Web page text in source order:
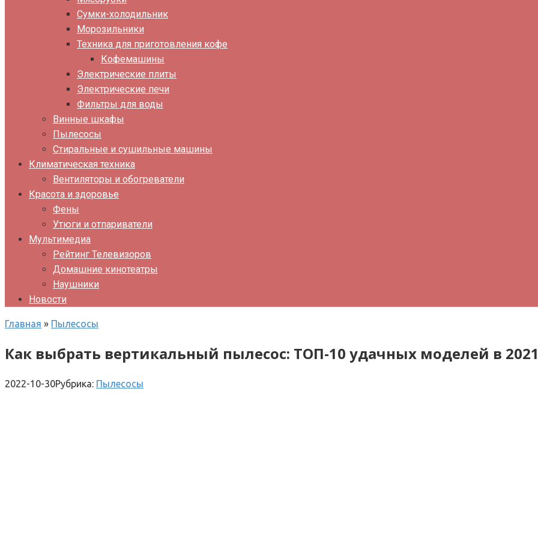
Сумки-холодильник
Морозильники
Техника для приготовления кофе
Кофемашины
Электрические плиты
Электрические печи
Фильтры для воды
Винные шкафы
Пылесосы
Стиральные и сушильные машины
Климатическая техника
Вентиляторы и обогреватели
Красота и здоровье
Фены
Утюги и отпариватели
Мультимедиа
Рейтинг Телевизоров
Домашние кинотеатры
Наушники
Новости
Главная » Пылесосы
Как выбрать вертикальный пылесос: ТОП-10 удачных моделей в
2022-10-30Рубрика: Пылесосы